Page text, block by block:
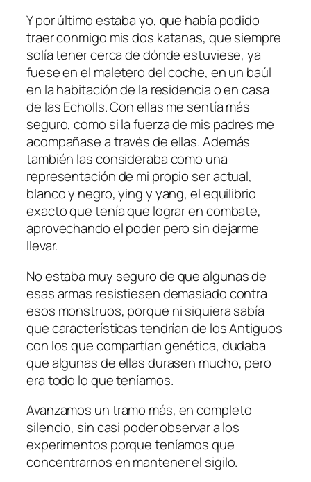
Y por último estaba yo, que había podido
traer conmigo mis dos katanas, que siempre
solía tener cerca de dónde estuviese, ya
fuese en el maletero del coche, en un baúl
en la habitación de la residencia o en casa
de las Echolls. Con ellas me sentía más
seguro, como si la fuerza de mis padres me
acompañase a través de ellas. Además
también las consideraba como una
representación de mi propio ser actual,
blanco y negro, ying y yang, el equilibrio
exacto que tenía que lograr en combate,
aprovechando el poder pero sin dejarme
llevar.
No estaba muy seguro de que algunas de
esas armas resistiesen demasiado contra
esos monstruos, porque ni siquiera sabía
que características tendrían de los Antiguos
con los que compartían genética, dudaba
que algunas de ellas durasen mucho, pero
era todo lo que teníamos.
Avanzamos un tramo más, en completo
silencio, sin casi poder observar a los
experimentos porque teníamos que
concentrarnos en mantener el sigilo.